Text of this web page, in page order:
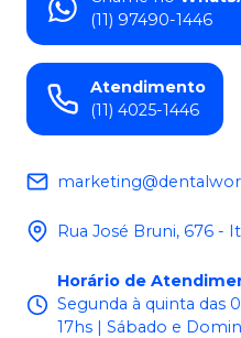
(11) 97490-1446
Atendimento
(11) 4025-1446
Rua José Bruni, 676 -
Horário de
Segunda à quinta das
17hs | Sábado e